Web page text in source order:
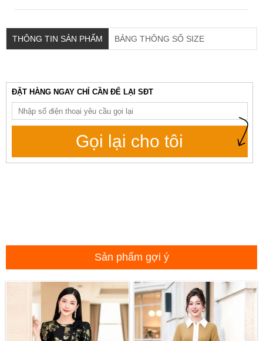
THÔNG TIN SẢN PHẨM BẢNG THÔNG SỐ SIZE
ĐẶT HÀNG NGAY CHỈ CẦN ĐỂ LẠI SĐT
Gọi lại cho tôi
Sản phẩm gợi ý